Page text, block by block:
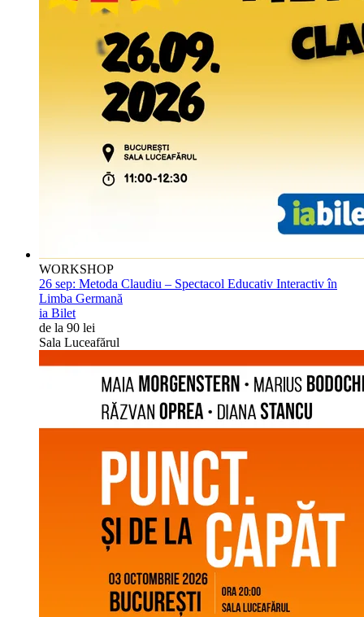
WORKSHOP
26 sep: Metoda Claudiu – Spectacol Educativ Interactiv în
Limba Germană
ia Bilet
de la 90 lei
Sala Luceafărul